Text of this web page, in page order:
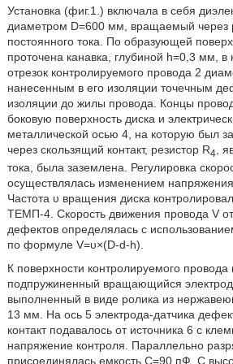
Установка (фиг.1.) включала в себя
диаметром D=600 мм, вращаемый через
постоянного тока. По образующей
проточена канавка, глубиной h=0,3 мм,
отрезок контролируемого провода 2
нанесенным в его изоляции точечным
изоляции до жилы провода. Концы
боковую поверхность диска и
металлической осью 4, на которую был
через скользящий контакт, резистор R4
,
тока, была заземлена. Регулировка
осуществлялась изменением напряжения
Частота υ вращения диска
ТЕМП-4. Скорость движения провода V
дефектов определялась с
по формуле V=υ×(D-d-h).
К поверхности контролируемого
подпружиненный вращающийся
выполненный в виде ролика из
13 мм. На ось 5 электрода-датчика
контакт подавалось от источника 6 с
напряжение контроля. Параллельно
присоединялась емкость С=90 пФ. С